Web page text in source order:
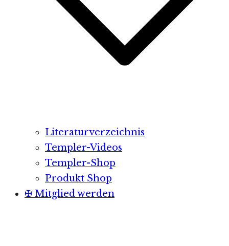
Literaturverzeichnis
Templer-Videos
Templer-Shop
Produkt Shop
✠ Mitglied werden